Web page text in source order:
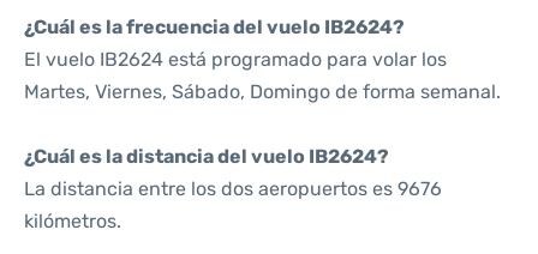
¿Cuál es la frecuencia del vuelo IB2624?
El vuelo IB2624 está programado para volar los
Martes, Viernes, Sábado, Domingo de forma semanal.
¿Cuál es la distancia del vuelo IB2624?
La distancia entre los dos aeropuertos es 9676
kilómetros.